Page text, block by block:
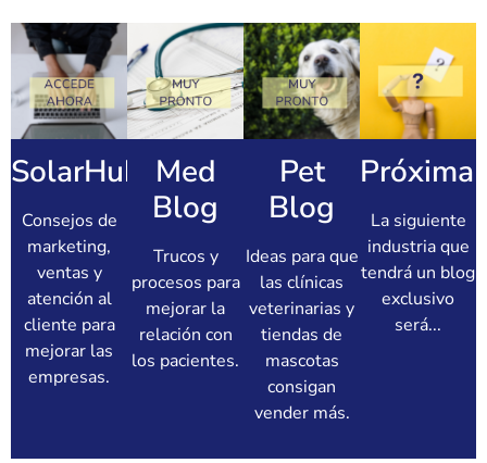
SolarHub
Consejos de
marketing,
ventas y
atención al
cliente para
mejorar las
empresas.
Med
Blog
Trucos y
procesos para
mejorar la
relación con
los pacientes.
Pet
Blog
Ideas para que
las clínicas
veterinarias y
tiendas de
mascotas
consigan
vender más.
La siguiente
industria que
tendrá un blog
exclusivo
será...